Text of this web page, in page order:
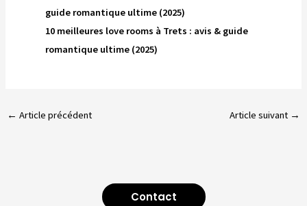
guide romantique ultime (2025)
10 meilleures love rooms à Trets : avis & guide
romantique ultime (2025)
← Article précédent Article suivant →
Contact